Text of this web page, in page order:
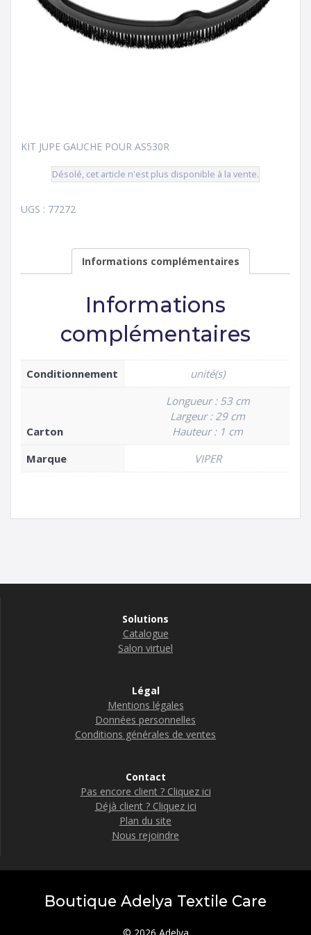
KIT JUPE GAUCHE POUR AS530R
Désolé, cet article n'est plus disponible à la vente.
UGS : 77272
Informations complémentaires
Informations
complémentaires
Conditionnement unité(s)
Carton
Longueur : 53 cm
Largeur : 29 cm
Hauteur : 1 cm
Marque
VIPER
Solutions
Catalogue
Salon virtuel
Légal
Mentions légales
Données personnelles
Conditions générales de ventes
Contact
Pas encore client ? Cliquez ici
Déjà client ? Cliquez ici
Plan du site
Nous rejoindre
Boutique Adelya Textile Care